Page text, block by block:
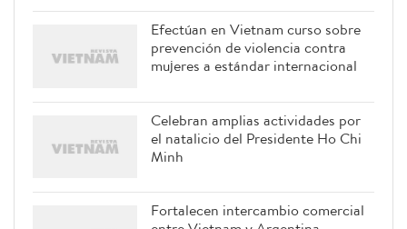
Efectúan en Vietnam curso sobre
mujeres a estándar internacional
Celebran amplias actividades por
Minh